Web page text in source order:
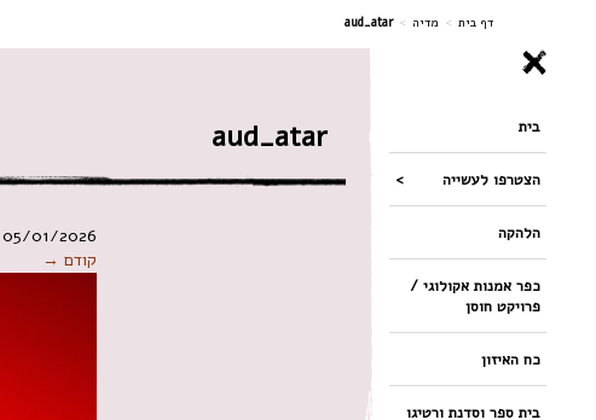
דף בית > מדיה >
aud_atar
בית
הצטרפו לעשייה
הלהקה
כפר אמנות אקולוגי /
פרויקט חוסן
כח האיזון
בית ספר וסדנת ורטיגו
aud_atar
05/01/2026
קודם →